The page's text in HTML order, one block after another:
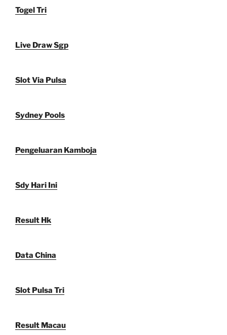
Togel Tri
Live Draw Sgp
Slot Via Pulsa
Sydney Pools
Pengeluaran Kamboja
Sdy Hari Ini
Result Hk
Data China
Slot Pulsa Tri
Result Macau